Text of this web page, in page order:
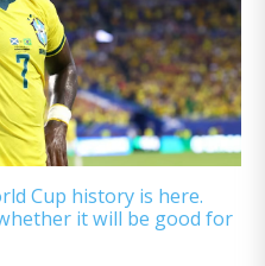
Cup history is here.
it will be good for